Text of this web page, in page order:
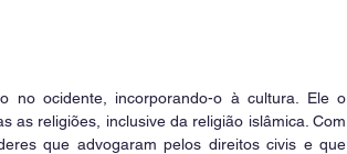
no ocidente, incorporando-o à cultura. Ele o
as religiões, inclusive da religião islâmica. Com
que advogaram pelos direitos civis e que